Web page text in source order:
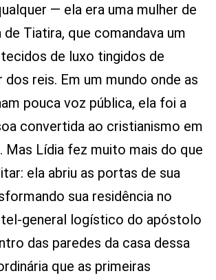
— ela era uma mulher de
de Tiatira, que comandava um
de luxo tingidos de
dos reis. Em um mundo onde as
pouca voz pública, ela foi a
convertida ao cristianismo em
Mas Lídia fez muito mais do que
ela abriu as portas de sua
sua residência no
general logístico do apóstolo
das paredes da casa dessa
que as primeiras